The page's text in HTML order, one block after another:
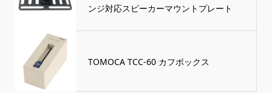
ンジ対応スピーカーマウントプレート
TOMOCA TCC-60 カフボックス